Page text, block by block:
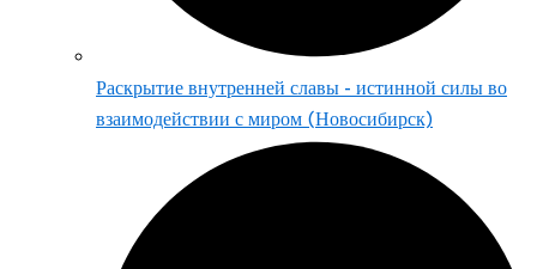
Раскрытие внутренней славы - истинной силы во
взаимодействии с миром (Новосибирск)